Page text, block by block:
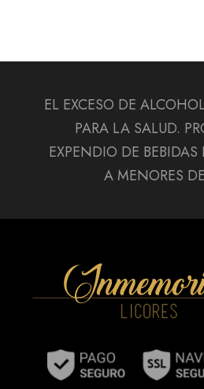
EL EXCESO DE
PARA LA SALUD.
EXPENDIO DE BEBIDAS
A MENORES